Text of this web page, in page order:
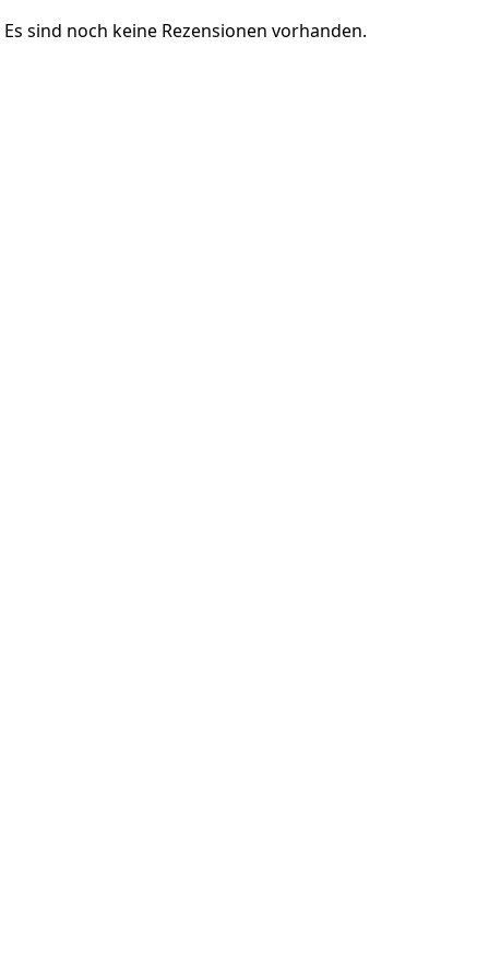
Es sind noch keine Rezensionen vorhanden.